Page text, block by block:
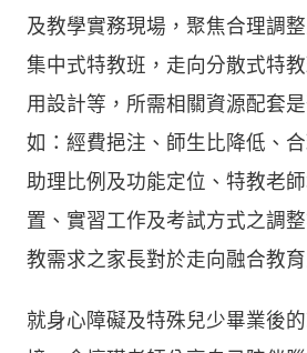
及教學實務現場，聚焦合理調
集中式特教班，走向分散式特
用設計等，所需相關資源配套
如：經費挹注、師生比降低、
助理比例及功能定位、特教老
置、實習工作及考試方式之調
教需求之家長對於走向融合教育
就身心障礙及特殊兒少畢業後